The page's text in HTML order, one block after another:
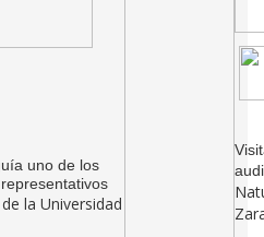
uno de los
la Universidad